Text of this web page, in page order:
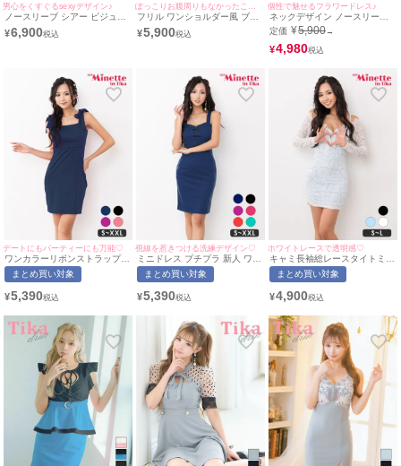
男心をくすぐるsexyデザイン♪
ノースリーブ シアー ビジュー
フラワー刺繍 バストシースル
ー ストレッチ アシメ 谷間魅せ
¥6,900
フリル ワンショルダー風 ブラ
ックフラワーレース 切り替え
サッシュ ウエストリボン ペプ
¥5,900
個性で魅せるフラワードレス♪
ネックデザイン ノースリーブ
フリル袖 オールレース タイト
ミニドレス (Sサイズ～XLサイ
ズ) (まぁみ/キャバドレス着用)
[Tika/ティカ]
定価 ¥5,900→
¥4,980
デートにもパーティーにも万能♡
ワンカラーリボンストラップノ
ースリーブシンプルタイトミニ
ドレス(Sサイズ～XXLサイズ)
[myMinette/マイミネット]
まとめ買い対象
¥5,390
視線を惹きつける洗練デザイン♡
ミニドレス プチプラ 新人 ワン
ピース ノースリーブ 低身長 谷
間 リボン 背中魅せ ハートカッ
ー キャバドレス (れいたぴ着
myMinette/マイミネット
まとめ買い対象
¥5,390
ホワイトレースで透明感♡
キャミ長袖総レースタイトミニ
ドレス(Sサイズ～Lサイズ)(れ
いたぴ/キャバドレス着用)
まとめ買い対象
¥4,900